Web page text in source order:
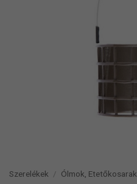
Szerelékek / Ólmok, Etetőkosarak